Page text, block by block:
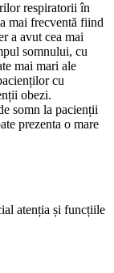
respiratorii în
mai frecventă fiind
a avut cea mai
somnului, cu
mai mari ale
cu
obezi.
somn la pacienții
prezenta o mare
atenția și funcțiile